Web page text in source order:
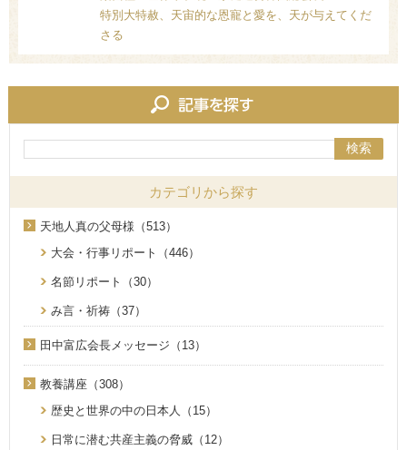
特別大特赦、天宙的な恩寵と愛を、天が与えてくだ
さる
検索
カテゴリから探す
天地人真の父母様（513）
大会・行事リポート（446）
名節リポート（30）
み言・祈祷（37）
田中富広会長メッセージ（13）
教養講座（308）
歴史と世界の中の日本人（15）
日常に潜む共産主義の脅威（12）